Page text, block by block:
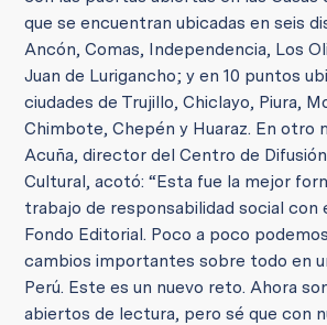
que se encuentran ubicadas en seis
Ancón, Comas, Independencia, Los
Juan de Lurigancho; y en 10 puntos
ciudades de Trujillo, Chiclayo, Piura,
Chimbote, Chepén y Huaraz. En otro
Acuña, director del Centro de
Cultural, acotó: “Esta fue la mejor
trabajo de responsabilidad social con
Fondo Editorial. Poco a poco
cambios importantes sobre todo en
Perú. Este es un nuevo reto. Ahora
abiertos de lectura, pero sé que con